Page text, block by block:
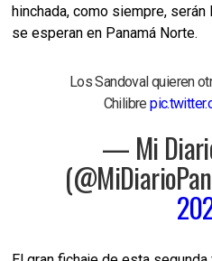
hinchada, como siempre,
se esperan en Panamá Norte.
Los Sandoval quieren
Chilibre
— Mi